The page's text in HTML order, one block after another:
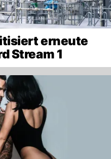
erneute
Stream 1